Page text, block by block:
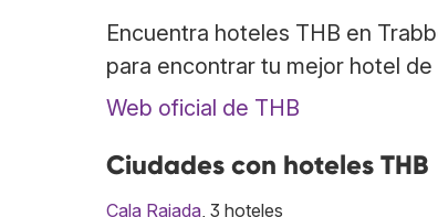
Encuentra hoteles THB en
para encontrar tu mejor hotel de
Web oficial de THB
Ciudades con hoteles THB
Cala Rajada, 3 hoteles